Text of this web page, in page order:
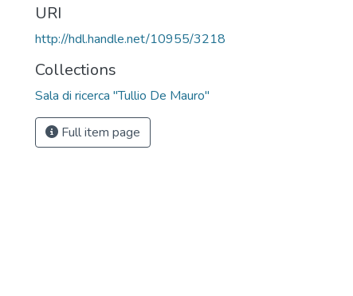
URI
http://hdl.handle.net/10955/3218
Collections
Sala di ricerca "Tullio De Mauro"
Full item page